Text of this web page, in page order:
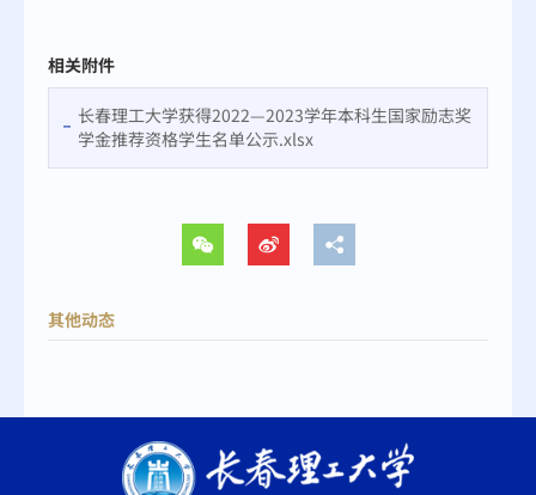
相关附件
长春理工大学获得2022—2023学年本科生国家励志奖
学金推荐资格学生名单公示.xlsx
其他动态